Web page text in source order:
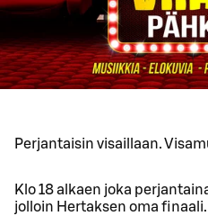
Perjantaisin visaillaan.
Klo 18 alkaen joka
jolloin Hertaksen oma finaali.